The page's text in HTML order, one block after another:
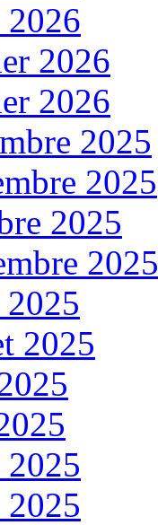
2026
2026
2026
2025
2025
2025
2025
2025